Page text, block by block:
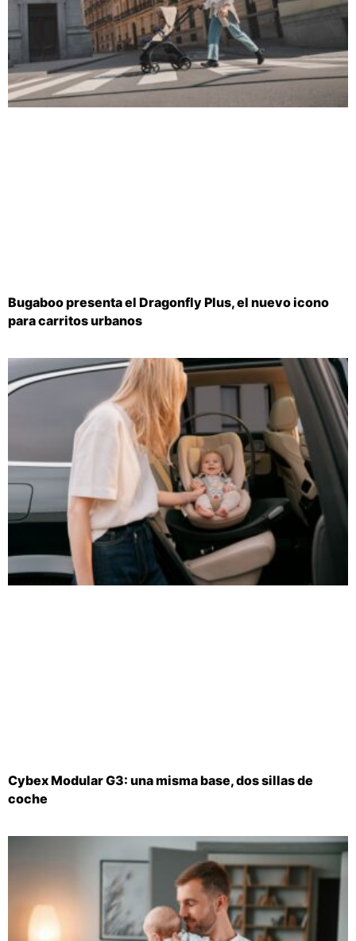
Bugaboo presenta el Dragonfly Plus, el nuevo icono
para carritos urbanos
Cybex Modular G3: una misma base, dos sillas de
coche